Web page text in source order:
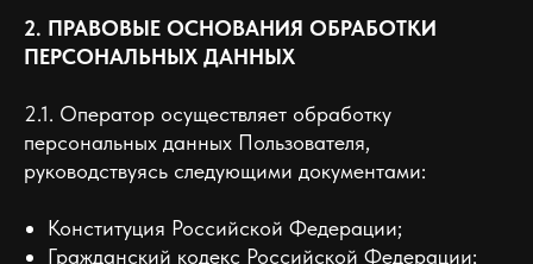
2. ПРАВОВЫЕ ОСНОВАНИЯ ОБРАБОТКИ
ПЕРСОНАЛЬНЫХ ДАННЫХ
2.1. Оператор осуществляет обработку
персональных данных Пользователя,
руководствуясь следующими документами:
Конституция Российской Федерации;
Гражданский кодекс Российской Федерации;